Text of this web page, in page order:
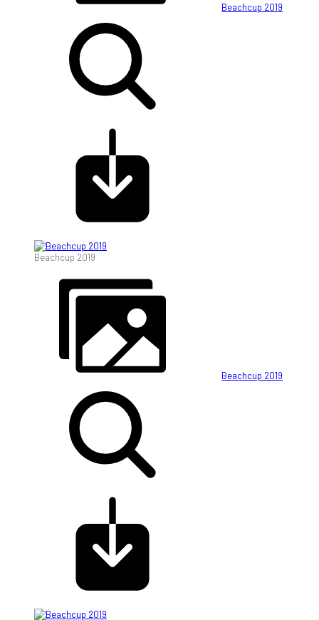
Beachcup 2019
Beachcup 2019
Beachcup 2019